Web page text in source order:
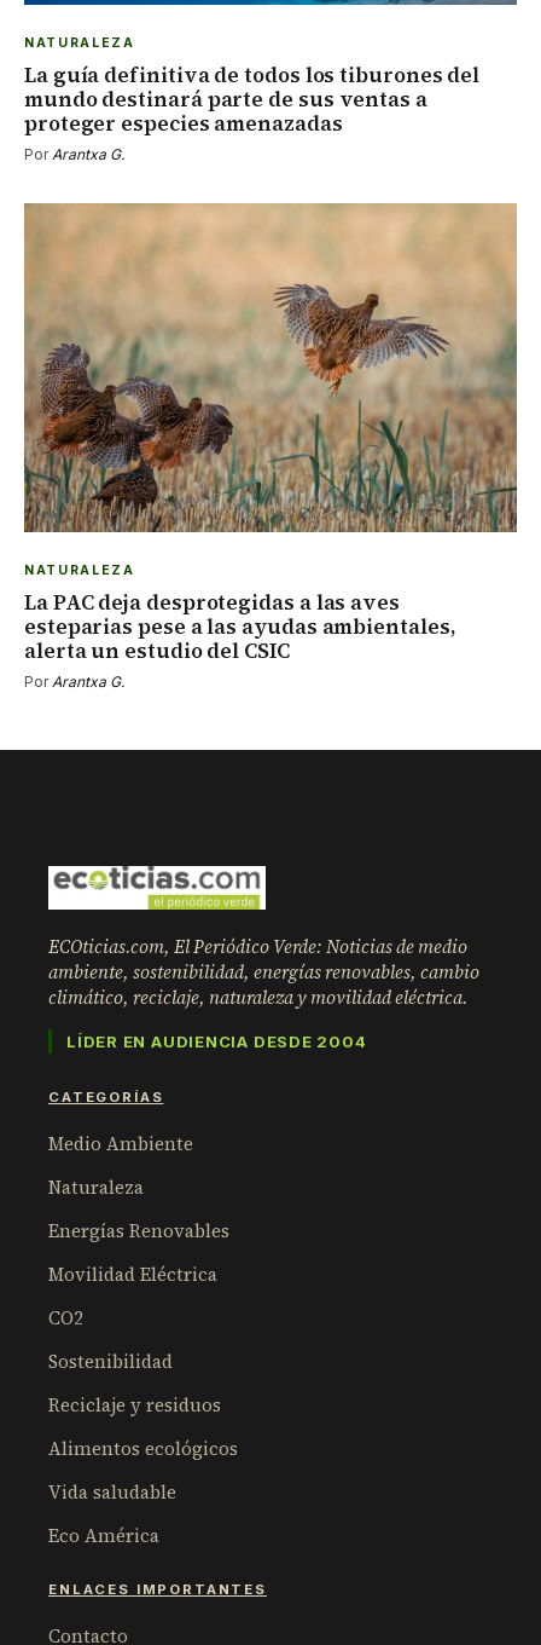
NATURALEZA
La guía definitiva de todos los tiburones del
mundo destinará parte de sus ventas a
proteger especies amenazadas
Por Arantxa G.
NATURALEZA
La PAC deja desprotegidas a las aves
esteparias pese a las ayudas ambientales,
alerta un estudio del CSIC
Por Arantxa G.
ECOticias.com, El Periódico Verde: Noticias de medio
ambiente, sostenibilidad, energías renovables, cambio
climático, reciclaje, naturaleza y movilidad eléctrica.
LÍDER EN AUDIENCIA DESDE 2004
CATEGORÍAS
Medio Ambiente
Naturaleza
Energías Renovables
Movilidad Eléctrica
CO2
Sostenibilidad
Reciclaje y residuos
Alimentos ecológicos
Vida saludable
Eco América
ENLACES IMPORTANTES
Contacto